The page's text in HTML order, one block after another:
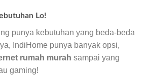
Lo!
punya kebutuhan yang beda-beda
IndiHome punya banyak opsi,
rumah murah sampai yang
gaming!